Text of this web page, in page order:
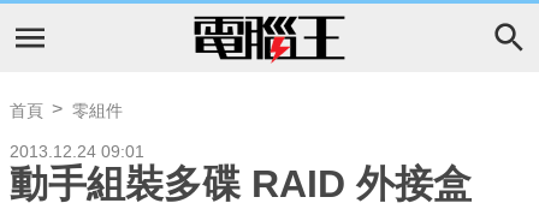
首頁 零組件
2013.12.24 09:01
動手組裝多碟 RAID 外接盒